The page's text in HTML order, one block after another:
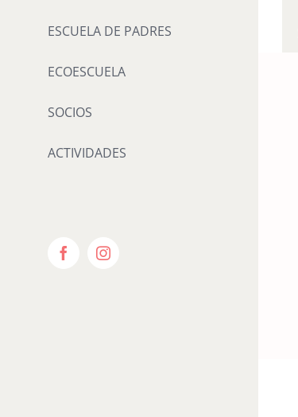
ESCUELA DE PADRES
ECOESCUELA
SOCIOS
ACTIVIDADES
FacebookInstagram